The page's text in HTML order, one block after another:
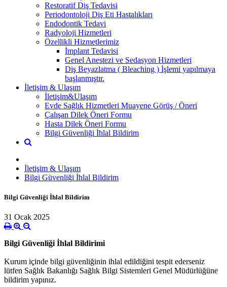
Restoratif Diş Tedavisi
Periodontoloji Diş Eti Hastalıkları
Endodontik Tedavi
Radyoloji Hizmetleri
Özellikli Hizmetlerimiz
İmplant Tedavisi
Genel Anestezi ve Sedasyon Hizmetleri
Diş Beyazlatma ( Bleaching ) İşlemi yapılmaya
başlanmıştır.
İletişim & Ulaşım
İletişim&Ulaşım
Evde Sağlık Hizmetleri Muayene Görüş / Öneri
Çalışan Dilek Öneri Formu
Hasta Dilek Öneri Formu
Bilgi Güvenliği İhlal Bildirim
İletişim & Ulaşım
Bilgi Güvenliği İhlal Bildirim
Bilgi Güvenliği İhlal Bildirim
31 Ocak 2025
Bilgi Güvenliği İhlal Bildirimi
Kurum içinde bilgi güvenliğinin ihlal edildiğini tespit ederseniz
lütfen Sağlık Bakanlığı Sağlık Bilgi Sistemleri Genel Müdürlüğüne
bildirim yapınız.